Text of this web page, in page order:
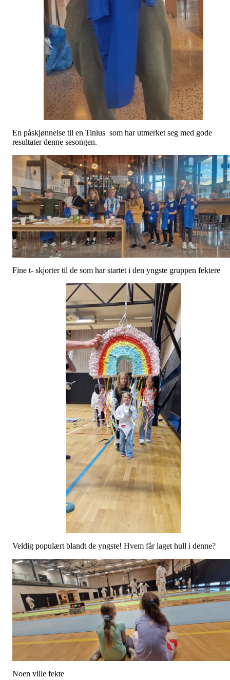
En påskjønnelse til en Tinius som har utmerket seg med gode
resultater denne sesongen.
Fine t- skjorter til de som har startet i den yngste gruppen fektere
Veldig populært blandt de yngste! Hvem får laget hull i denne?
Noen ville fekte